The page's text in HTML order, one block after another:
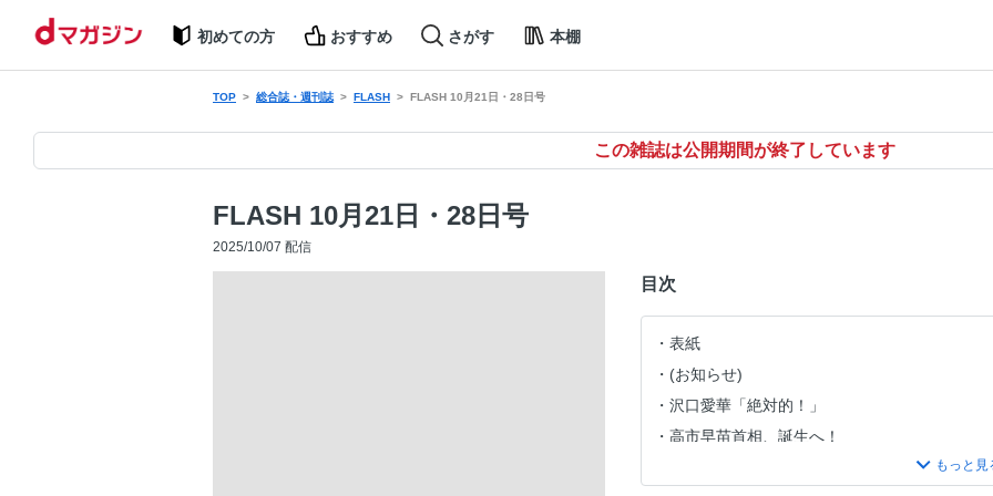
初めての方 おすすめ さがす 本棚
TOP 総合誌・週刊誌 FLASH FLASH 10月21日・28日号
この雑誌は公開期間が終了しています
FLASH 10月21日・28日号
2025/10/07 配信
目次
表紙
(お知らせ)
沢口愛華「絶対的！」
高市早苗首相、誕生へ！
小泉進次郎、敗れたり 選挙運動よりも「お・